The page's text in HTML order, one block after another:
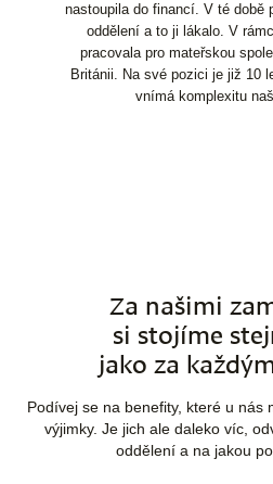
nastoupila do financí. V té době
oddělení a to ji lákalo. V
pracovala pro mateřskou
Británii. Na své pozici je již 10
vnímá komplexitu
Za našimi
si stojíme
jako za
Podívej se na benefity, které u nás
výjimky. Je jich ale daleko víc,
oddělení a na jakou